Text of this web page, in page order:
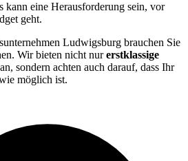
kann eine Herausforderung sein, vor
geht.
Ludwigsburg brauchen Sie
Wir bieten nicht nurerstklassige
an, sondern achten auch darauf, dass Ihr
möglich ist.